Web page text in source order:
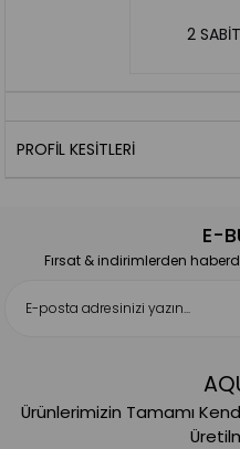
2
PROFIL KESITLERI
E-
Fırsat & indirimlerden
Ürünlerimizin Tamamı